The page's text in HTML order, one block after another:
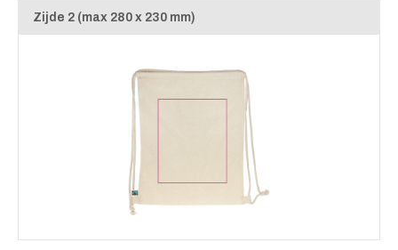
Zijde 2 (max 280 x 230 mm)